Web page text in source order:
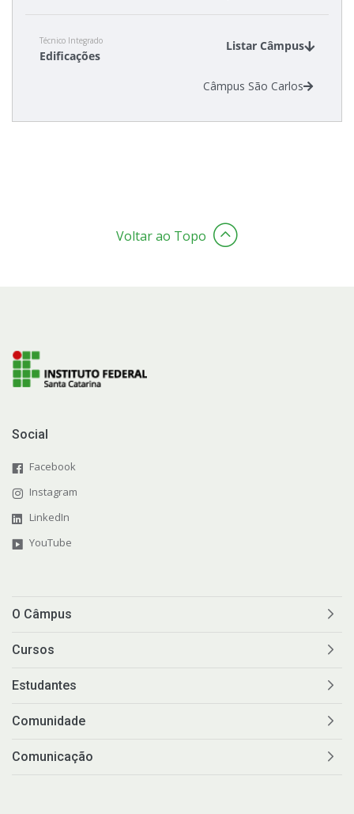
Técnico Integrado
Edificações
Listar Câmpus
Câmpus São Carlos
Voltar ao Topo
Social
Facebook
Instagram
LinkedIn
YouTube
O Câmpus
Cursos
Estudantes
Comunidade
Comunicação